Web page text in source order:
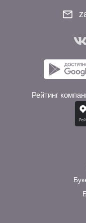
Рейтинг